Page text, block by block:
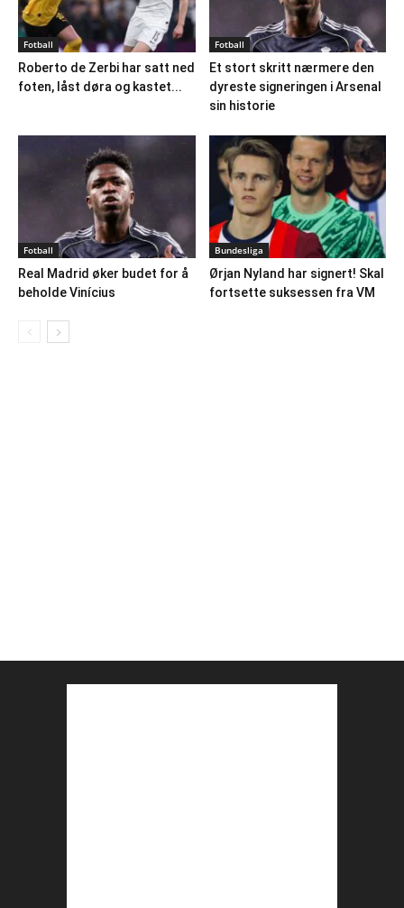
Fotball
Roberto de Zerbi har satt ned
foten, låst døra og kastet...
Fotball
Et stort skritt nærmere den
dyreste signeringen i Arsenal
sin historie
Fotball
Real Madrid øker budet for å
beholde Vinícius
Bundesliga
Ørjan Nyland har signert! Skal
fortsette suksessen fra VM